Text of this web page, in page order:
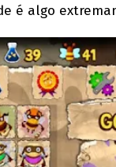
é algo